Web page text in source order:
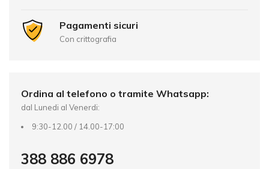
Pagamenti sicuri
Con crittografia
Ordina al telefono o tramite Whatsapp:
dal Lunedi al Venerdi:
9:30-12.00 / 14.00-17:00
388 886 6978